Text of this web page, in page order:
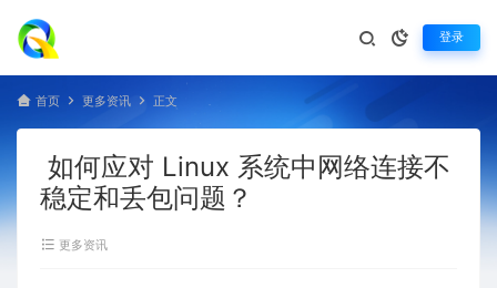
登录
首页 更多资讯 正文
如何应对 Linux 系统中网络连接不
稳定和丢包问题？
更多资讯